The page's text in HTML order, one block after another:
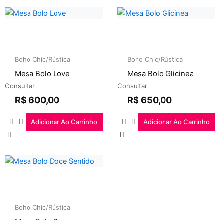
Boho Chic/Rústica
Mesa Bolo Love
Consultar
R$ 600,00
Adicionar Ao Carrinho
Boho Chic/Rústica
Mesa Bolo Glicinea
Consultar
R$ 650,00
Adicionar Ao Carrinho
Boho Chic/Rústica